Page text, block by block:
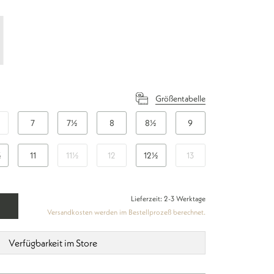
Größentabelle
7 7½ 8 8½ 9
11 11½ 12 12½ 13
Lieferzeit: 2-3 Werktage
Versandkosten werden im Bestellprozeß berechnet.
Verfügbarkeit im Store